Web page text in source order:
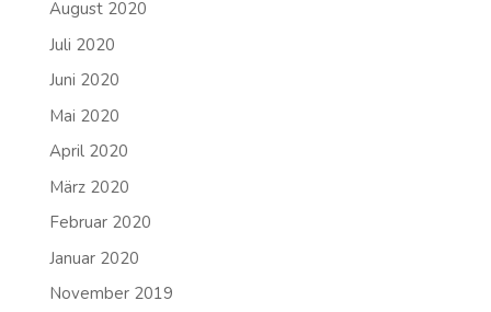
August 2020
Juli 2020
Juni 2020
Mai 2020
April 2020
März 2020
Februar 2020
Januar 2020
November 2019